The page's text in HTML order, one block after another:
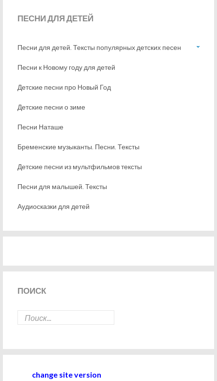
ПЕСНИДЛЯ ДЕТЕЙ
Песни для детей. Тексты популярных детских песен
Песни к Новому году для детей
Детские песни про Новый Год
Детские песни о зиме
Песни Наташе
Бременские музыканты. Песни. Тексты
Детские песни из мультфильмов тексты
Песни для малышей. Тексты
Аудиосказки для детей
ПОИСК
change site version